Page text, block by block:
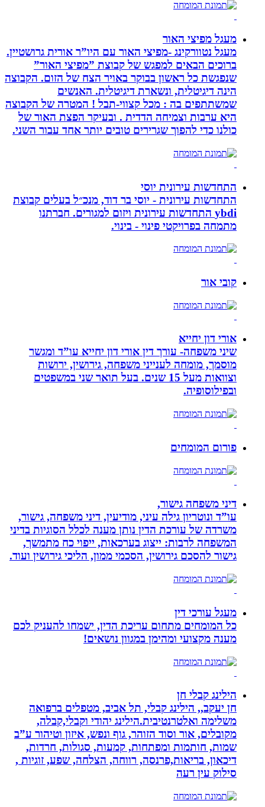
מעגל מפיצי האור
מעגל נטוורקינג -מפיצי האור עם היו”ר אורית גרושטיין.
ברוכים הבאים למפגש של קבוצת ”מפיצי האור”
שנפגשת כל ראשון בבוקר באויר הצח של הזום. הקבוצה
הינה דיגיטלית, ונשארת דיגיטלית. האנשים
שמשתתפים בה : מכל קצווי-תבל ! המטרה של הקבוצה
היא ערבות וצמיחה הדדית . ובעיקר הפצת האור של
כולנו כדי להפוך שגרירים טובים יותר אחד עבור השני.
התחדשות עירונית יוסי
התחדשות עירונית - יוסי בר דוד, מנכ״ל בעלים קבוצת
ybdi התחדשות עירונית ויזום למגורים. חברתנו
מתמחה בפרויקטי פינוי - בינוי.
קובי אור
אורי דון יחייא
שיני משפחה- עורך דין אורי דון יחייא עו”ד ומגשר
מוסמך, מומחה לענייני משפחה, גירושין, ירושות
וצוואות מעל 15 שנים. בעל תואר שני במשפטים
ובפילוסופיה.
פורום המומחים
דיני משפחה גישור,
עו”ד ונוטריון גילה עיני, מודיעין, דיני משפחה, גישור,
משרדה של עורכת הדין נותן מענה לכלל הסוגיות בדיני
המשפחה לרבות: ייצוג בערכאות, ייפוי כח מתמשך,
גישור להסכם גירושין, הסכמי ממון, הליכי גירושין ועוד.
מעגל עורכי דין
כל המומחים מתחום עריכת הדין, ישמחו להעניק לכם
מענה מקצועי ומהימן במגוון נושאים!
הילינג קבלי חן
חן יעקב,, הילינג קבלי, תל אביב, מטפלים ברפואה
משלימה ואלטרנטיבית.הילינג יהודי וקבלי,קבלה,
מקובלים, אור וסוד הזוהר, גוף ונפש, איזון וטיהור ע”ב
שמות, חותמות ומפתחות, קמעות, סגולות, חרדות,
דיכאון, בריאות,פרנסה, רווחה, הצלחה, שפע, זוגיות ,
סילוק עין רעה